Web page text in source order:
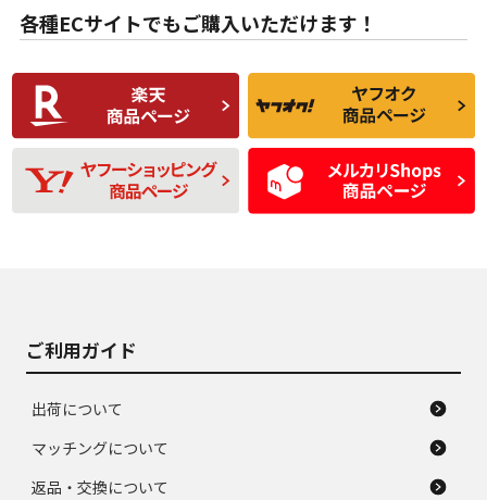
な中古品
んどない中古品
C
比較的きれいな中古
品
C
られるが、使用に問
題のない中古品
D
使用感や目立つ傷が
あり、一般的な中古
品
D
残り溝も少なく、偏
磨耗がみられ、短期
間使用できるくらい
の中古品
各種ECサイトでもご購入いただけます！
ご利用ガイド
出荷について
マッチングについて
返品・交換について